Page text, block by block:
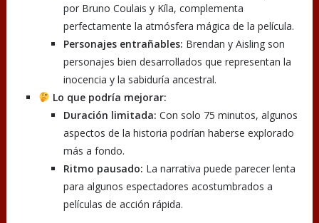
por Bruno Coulais y Kíla, complementa
perfectamente la atmósfera mágica de la película.
Personajes entrañables: Brendan y Aisling son
personajes bien desarrollados que representan la
inocencia y la sabiduría ancestral.
Lo que podría mejorar:
Duración limitada: Con solo 75 minutos, algunos
aspectos de la historia podrían haberse explorado
más a fondo.
Ritmo pausado: La narrativa puede parecer lenta
para algunos espectadores acostumbrados a
películas de acción rápida.